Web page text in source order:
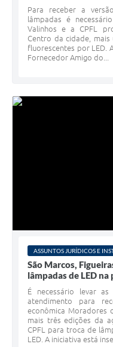
Para receber a
lâmpadas é
Valinhos e a CPFL
Centro da cidade,
fluorescentes por LED.
Fornecedor Amigo do...
ASSUNTOS JURÍDICOS E
São Marcos,
lâmpadas de LED
É necessário levar
atendimento para
econômica Moradores
mais três edições da
CPFL para troca de
LED. A iniciativa está